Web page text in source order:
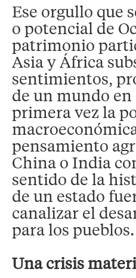
Ese orgullo que
o potencial de
patrimonio
Asia y África
sentimientos,
de un mundo
primera vez la
pensamiento
China o India
sentido de la
de un estado
canalizar el
para los pueblos.
Una crisis